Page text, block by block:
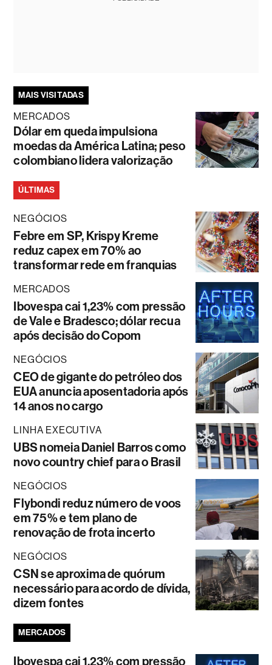
MAIS VISITADAS
MERCADOS
Dólar em queda impulsiona
moedas da América Latina; peso
colombiano lidera valorização
ÚLTIMAS
NEGÓCIOS
Febre em SP, Krispy Kreme
reduz capex em 70% ao
transformar rede em franquias
MERCADOS
Ibovespa cai 1,23% com pressão
de Vale e Bradesco; dólar recua
após decisão do Copom
NEGÓCIOS
CEO de gigante do petróleo dos
EUA anuncia aposentadoria após
14 anos no cargo
LINHA EXECUTIVA
UBS nomeia Daniel Barros como
novo country chief para o Brasil
NEGÓCIOS
Flybondi reduz número de voos
em 75% e tem plano de
renovação de frota incerto
NEGÓCIOS
CSN se aproxima de quórum
necessário para acordo de dívida,
dizem fontes
MERCADOS
Ibovespa cai 1,23% com pressão